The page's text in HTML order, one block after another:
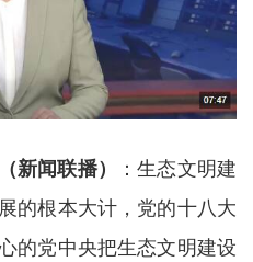
新闻联播）
：生态文明建
的根本大计，党的十八大
的党中央把生态文明建设